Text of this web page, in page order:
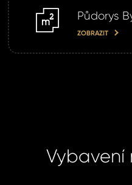
Půdorys
ZOBRAZIT
Vybavení